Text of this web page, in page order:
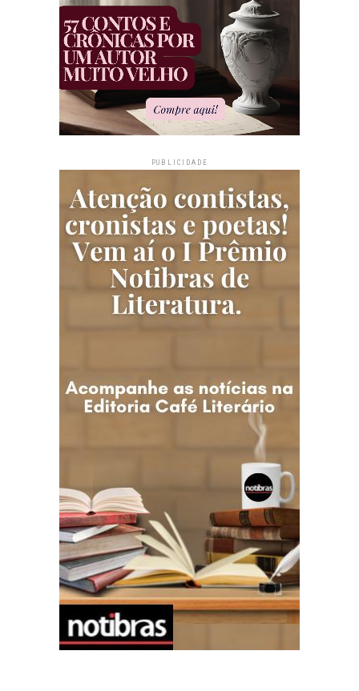
PUBLICIDADE